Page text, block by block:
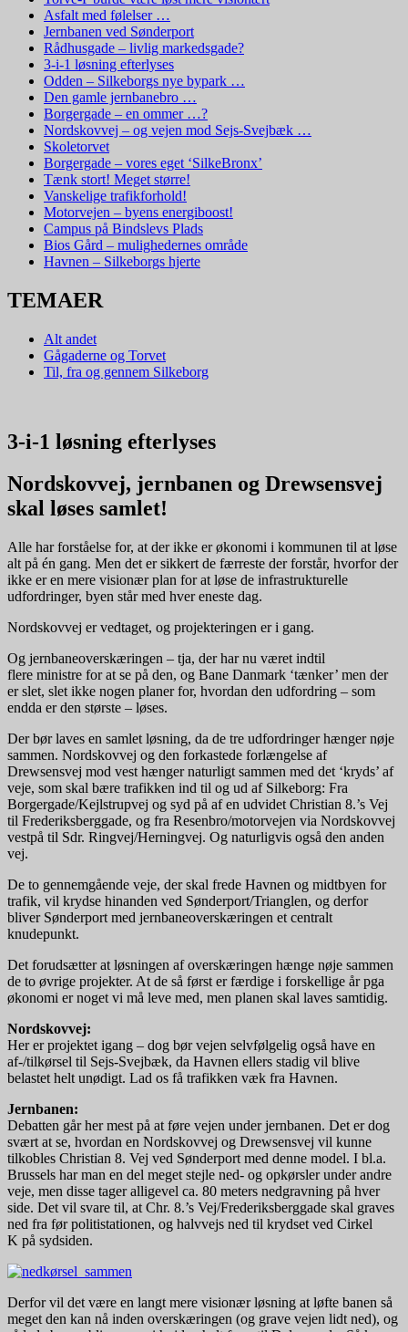
Asfalt med følelser …
Jernbanen ved Sønderport
Rådhusgade – livlig markedsgade?
3-i-1 løsning efterlyses
Odden – Silkeborgs nye bypark …
Den gamle jernbanebro …
Borgergade – en ommer …?
Nordskovvej – og vejen mod Sejs-Svejbæk …
Skoletorvet
Borgergade – vores eget ‘SilkeBronx’
Tænk stort! Meget større!
Vanskelige trafikforhold!
Motorvejen – byens energiboost!
Campus på Bindslevs Plads
Bios Gård – mulighedernes område
Havnen – Silkeborgs hjerte
TEMAER
Alt andet
Gågaderne og Torvet
Til, fra og gennem Silkeborg
3-i-1 løsning efterlyses
Nordskovvej, jernbanen og Drewsensvej
skal løses samlet!
Alle har forståelse for, at der ikke er økonomi i kommunen til at løse
alt på én gang. Men det er sikkert de færreste der forstår, hvorfor der
ikke er en mere visionær plan for at løse de infrastrukturelle
udfordringer, byen står med hver eneste dag.
Nordskovvej er vedtaget, og projekteringen er i gang.
Og jernbaneoverskæringen – tja, der har nu været indtil
flere ministre for at se på den, og Bane Danmark ‘tænker’ men der
er slet, slet ikke nogen planer for, hvordan den udfordring – som
endda er den største – løses.
Der bør laves en samlet løsning, da de tre udfordringer hænger nøje
sammen. Nordskovvej og den forkastede forlængelse af
Drewsensvej mod vest hænger naturligt sammen med det ‘kryds’ af
veje, som skal bære trafikken ind til og ud af Silkeborg: Fra
Borgergade/Kejlstrupvej og syd på af en udvidet Christian 8.’s Vej
til Frederiksberggade, og fra Resenbro/motorvejen via Nordskovvej
vestpå til Sdr. Ringvej/Herningvej. Og naturligvis også den anden
vej.
De to gennemgående veje, der skal frede Havnen og midtbyen for
trafik, vil krydse hinanden ved Sønderport/Trianglen, og derfor
bliver Sønderport med jernbaneoverskæringen et centralt
knudepunkt.
Det forudsætter at løsningen af overskæringen hænge nøje sammen
de to øvrige projekter. At de så først er færdige i forskellige år pga
økonomi er noget vi må leve med, men planen skal laves samtidig.
Nordskovvej:
Her er projektet igang – dog bør vejen selvfølgelig også have en
af-/tilkørsel til Sejs-Svejbæk, da Havnen ellers stadig vil blive
belastet helt unødigt. Lad os få trafikken væk fra Havnen.
Jernbanen:
Debatten går her mest på at føre vejen under jernbanen. Det er dog
svært at se, hvordan en Nordskovvej og Drewsensvej vil kunne
tilkobles Christian 8. Vej ved Sønderport med denne model. I bl.a.
Brussels har man en del meget stejle ned- og opkørsler under andre
veje, men disse tager alligevel ca. 80 meters nedgravning på hver
side. Det vil svare til, at Chr. 8.’s Vej/Frederiksberggade skal graves
ned fra før politistationen, og halvvejs ned til krydset ved Cirkel
K på sydsiden.
Derfor vil det være en langt mere visionær løsning at løfte banen så
meget den kan nå inden overskæringen (og grave vejen lidt ned), og